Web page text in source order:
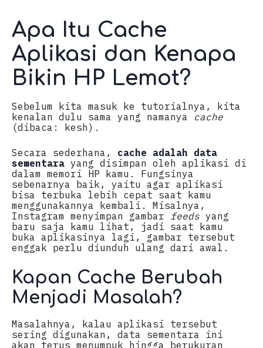
Apa Itu Cache
Aplikasi dan Kenapa
Bikin HP Lemot?
Sebelum kita masuk ke tutorialnya, kita
kenalan dulu sama yang namanya cache
(dibaca: kesh).
Secara sederhana, cache adalah data
sementara yang disimpan oleh aplikasi di
dalam memori HP kamu. Fungsinya
sebenarnya baik, yaitu agar aplikasi
bisa terbuka lebih cepat saat kamu
menggunakannya kembali. Misalnya,
Instagram menyimpan gambar feeds yang
baru saja kamu lihat, jadi saat kamu
buka aplikasinya lagi, gambar tersebut
enggak perlu diunduh ulang dari awal.
Kapan Cache Berubah
Menjadi Masalah?
Masalahnya, kalau aplikasi tersebut
sering digunakan, data sementara ini
akan terus menumpuk hingga berukuran